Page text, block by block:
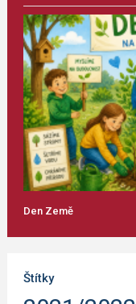
Den Země
Štítky